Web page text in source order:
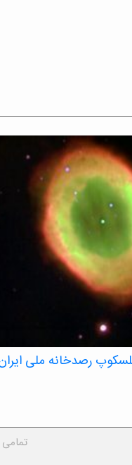
رصدخانه ملی